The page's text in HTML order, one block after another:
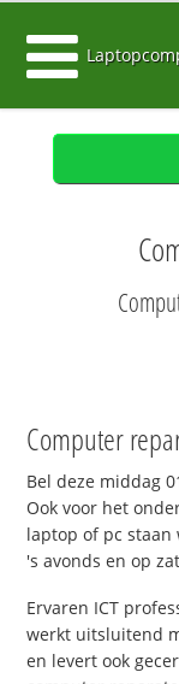
Computer
Bel deze middag
Ook voor het
laptop of pc staan
's avonds en op
Ervaren ICT
werkt uitsluitend
en levert ook